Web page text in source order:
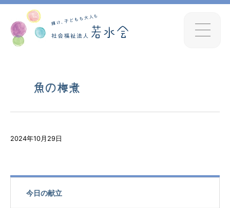
魚の梅煮
2024年10月29日
今日の献立